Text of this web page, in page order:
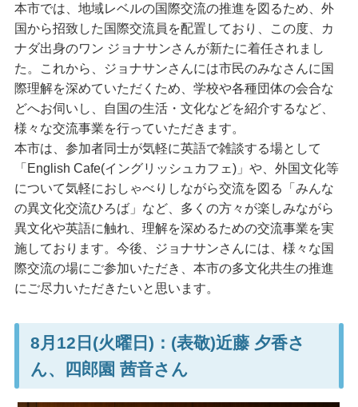
本市では、地域レベルの国際交流の推進を図るため、外
国から招致した国際交流員を配置しており、この度、カ
ナダ出身のワン ジョナサンさんが新たに着任されまし
た。これから、ジョナサンさんには市民のみなさんに国
際理解を深めていただくため、学校や各種団体の会合な
どへお伺いし、自国の生活・文化などを紹介するなど、
様々な交流事業を行っていただきます。
本市は、参加者同士が気軽に英語で雑談する場として
「English Cafe(イングリッシュカフェ)」や、外国文化等
について気軽におしゃべりしながら交流を図る「みんな
の異文化交流ひろば」など、多くの方々が楽しみながら
異文化や英語に触れ、理解を深めるための交流事業を実
施しております。今後、ジョナサンさんには、様々な国
際交流の場にご参加いただき、本市の多文化共生の推進
にご尽力いただきたいと思います。
8月12日(火曜日)：(表敬)近藤 夕香さ
ん、四郎園 茜音さん